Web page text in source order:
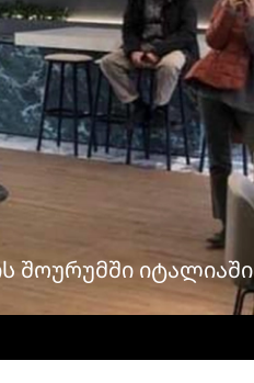
ᲨᲝᲣᲠᲣᲛᲨᲘ ᲘᲢᲐᲚᲘᲐᲨᲘ